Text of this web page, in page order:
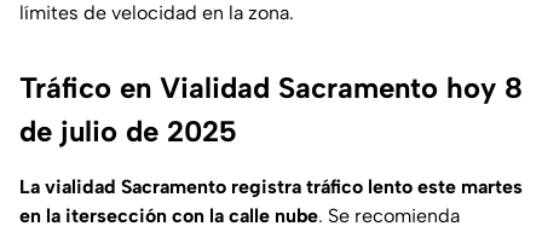
límites de velocidad en la zona.
Tráfico en Vialidad Sacramento hoy 8
de julio de 2025
La vialidad Sacramento registra tráfico lento este martes
en la itersección con la calle nube. Se recomienda